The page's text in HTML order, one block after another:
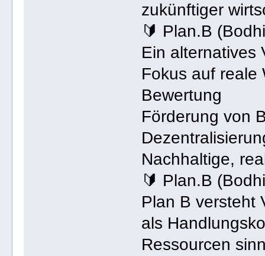
zukünftiger
🔰 Plan.B
Ein alternatives
Fokus auf reale
Bewertung
Förderung von
Nachhaltige,
🔰 Plan.B
Plan B versteht
als
Ressourcen